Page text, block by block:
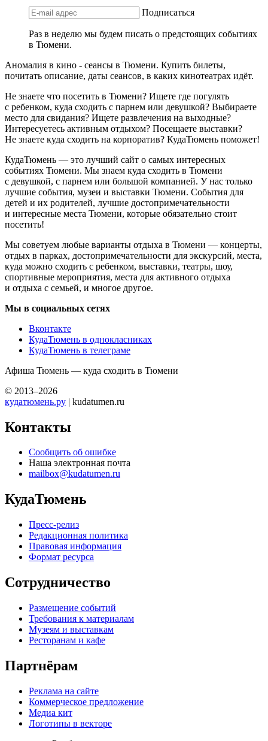
Подписаться
Раз в неделю мы будем писать о предстоящих событиях
в Тюмени.
Аномалия в кино - сеансы в Тюмени. Купить билеты,
почитать описание, даты сеансов, в каких кинотеатрах идёт.
Не знаете что посетить в Тюмени? Ищете где погулять
с ребенком, куда сходить с парнем или девушкой? Выбираете
место для свидания? Ищете развлечения на выходные?
Интересуетесь активным отдыхом? Посещаете выставки?
Не знаете куда сходить на корпоратив? КудаТюмень поможет!
КудаТюмень — это лучший сайт о самых интересных
событиях Тюмени. Мы знаем куда сходить в Тюмени
с девушкой, с парнем или большой компанией. У нас только
лучшие события, музеи и выставки Тюмени. События для
детей и их родителей, лучшие достопримечательности
и интересные места Тюмени, которые обязательно стоит
посетить!
Мы советуем любые варианты отдыха в Тюмени — концерты,
отдых в парках, достопримечательности для экскурсий, места,
куда можно сходить с ребенком, выставки, театры, шоу,
спортивные мероприятия, места для активного отдыха
и отдыха с семьей, и многое другое.
Мы в социальных сетях
Вконтакте
КудаТюмень в однокласниках
КудаТюмень в телеграме
Афиша Тюмень — куда сходить в Тюмени
© 2013–2026
кудатюмень.ру | kudatumen.ru
Контакты
Сообщить об ошибке
Наша электронная почта
mailbox@kudatumen.ru
КудаТюмень
Пресс-релиз
Редакционная политика
Правовая информация
Формат ресурса
Сотрудничество
Размещение событий
Требования к материалам
Музеям и выставкам
Ресторанам и кафе
Партнёрам
Реклама на сайте
Коммерческое предложение
Медиа кит
Логотипы в векторе